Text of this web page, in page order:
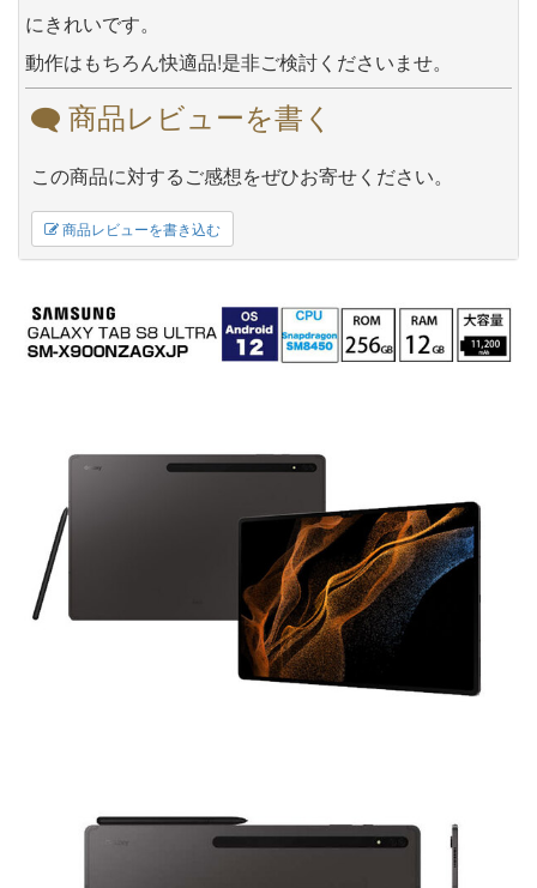
にきれいです。
動作はもちろん快適品!是非ご検討くださいませ。
商品レビューを書く
この商品に対するご感想をぜひお寄せください。
商品レビューを書き込む